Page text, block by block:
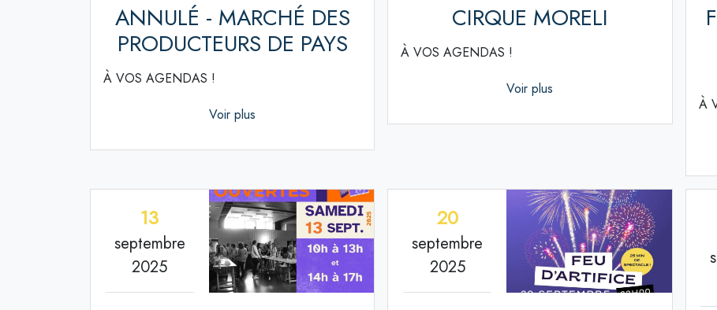
ANNULÉ - MARCHÉ DES
PRODUCTEURS DE PAYS
À VOS AGENDAS !
Voir plus
CIRQUE MORELI
À VOS AGENDAS !
Voir plus
À
13
septembre
2025
20
septembre
2025